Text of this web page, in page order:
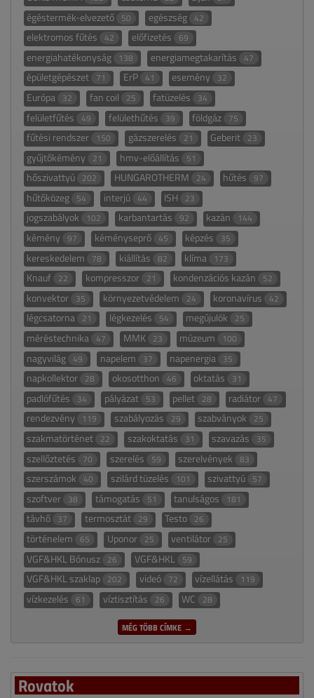
égéstermék-elvezető 50 egészség 42
elektromos fűtés 42 előfizetés 69
energiahatékonyság 138 energiamegtakarítás 47
épületgépészet 71 ErP 41 esemény 32
Európa 32 fan coil 25 fatüzelés 34
felületfűtés 49 felülethűtés 39 földgáz 75
fűtési rendszer 150 gázszerelés 21 Geberit 23
gyűjtőkémény 21 hmv-előállítás 51
hőszivattyú 202 HUNGAROTHERM 24 hűtés 97
hűtőközeg 54 interjú 44 ISH 23
jogszabályok 102 karbantartás 92 kazán 144
kémény 97 kéményseprő 45 képzés 35
kereskedelem 78 kiállítás 82 klíma 173
Knauf 22 kompresszor 21 kondenzációs kazán 52
konvektor 35 környezetvédelem 24 koronavírus 42
légcsatorna 21 légkezelés 54 megújulók 25
méréstechnika 47 MMK 23 múzeum 100
nagyvilág 49 napelem 37 napenergia 35
napkollektor 28 okosotthon 46 oktatás 31
padlófűtés 34 pályázat 53 pellet 28 radiátor 47
rendezvény 119 szabályozás 29 szabványok 25
szakmatörténet 22 szakoktatás 31 szavazás 35
szellőztetés 70 szerelés 59 szerelvények 83
szerszámok 40 szilárd tüzelés 101 szivattyú 57
szoftver 38 támogatás 51 tanulságos 181
távhő 37 termosztát 29 Testo 26
történelem 65 Uponor 25 ventilátor 25
VGF&HKL Bónusz 26 VGF&HKL 59
VGF&HKL szaklap 202 videó 72 vízellátás 119
vízkezelés 61 víztisztítás 26 WC 28
MÉG TÖBB CÍMKE →
Rovatok